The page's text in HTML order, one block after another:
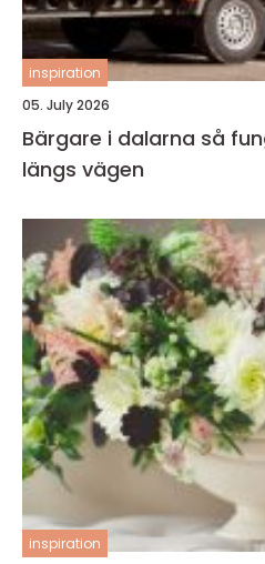
inspiration
05. July 2026
Bärgare i dalarna så fungerar trygg hjälp
längs vägen
inspiration